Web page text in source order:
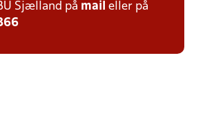
Sjælland på mail eller på